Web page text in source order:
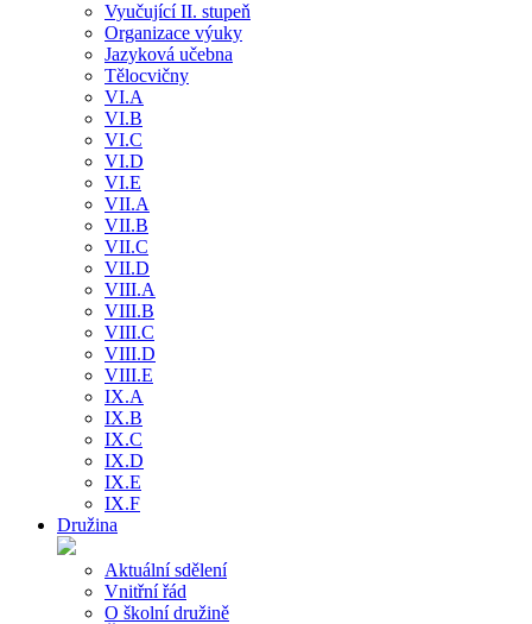
Vyučující II. stupeň
Organizace výuky
Jazyková učebna
Tělocvičny
VI.A
VI.B
VI.C
VI.D
VI.E
VII.A
VII.B
VII.C
VII.D
VIII.A
VIII.B
VIII.C
VIII.D
VIII.E
IX.A
IX.B
IX.C
IX.D
IX.E
IX.F
Družina
Aktuální sdělení
Vnitřní řád
O školní družině